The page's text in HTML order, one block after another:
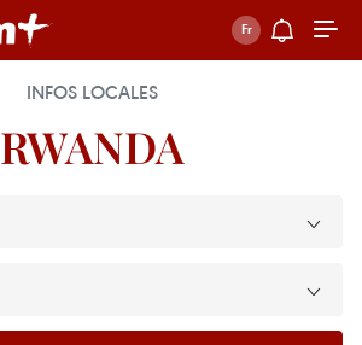
INFOS LOCALES
RWANDA